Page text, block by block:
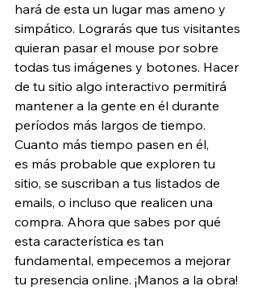
hará de esta un lugar mas ameno y
simpático. Lograrás que tus visitantes
quieran pasar el mouse por sobre
todas tus imágenes y botones. Hacer
de tu sitio algo interactivo permitirá
mantener a la gente en él durante
períodos más largos de tiempo.
Cuanto más tiempo pasen en él,
es más probable que exploren tu
sitio, se suscriban a tus listados de
emails, o incluso que realicen una
compra. Ahora que sabes por qué
esta característica es tan
fundamental, empecemos a mejorar
tu presencia online. ¡Manos a la obra!